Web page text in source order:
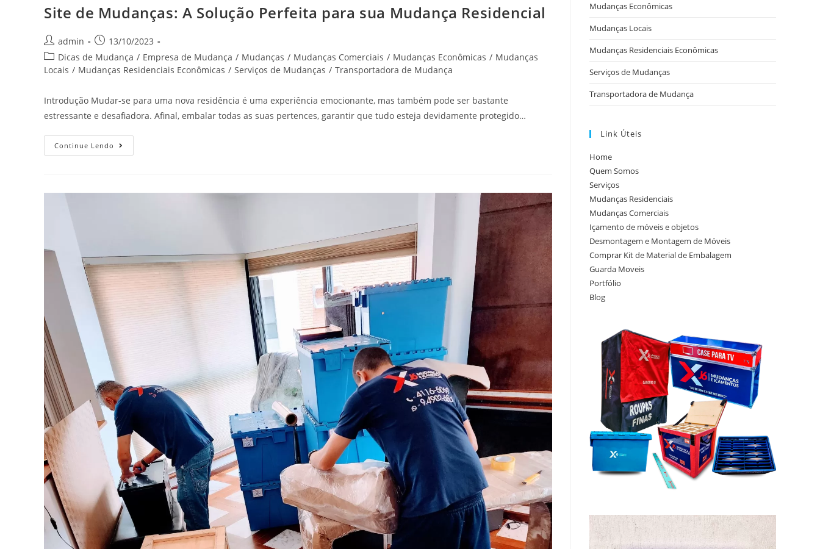
Site de Mudanças: A Solução Perfeita para sua Mudança Residencial
admin
13/10/2023
Dicas de Mudança / Empresa de Mudança / Mudanças / Mudanças Comerciais / Mudanças Econômicas / Mudanças
Locais / Mudanças Residenciais Econômicas / Serviços de Mudanças / Transportadora de Mudança
Introdução Mudar-se para uma nova residência é uma experiência emocionante, mas também pode ser bastante
estressante e desafiadora. Afinal, embalar todas as suas pertences, garantir que tudo esteja devidamente protegido…
Continue Lendo
Mudanças Econômicas
Mudanças Locais
Mudanças Residenciais Econômicas
Serviços de Mudanças
Transportadora de Mudança
Link Úteis
Home
Quem Somos
Serviços
Mudanças Residenciais
Mudanças Comerciais
Içamento de móveis e objetos
Desmontagem e Montagem de Móveis
Comprar Kit de Material de Embalagem
Guarda Moveis
Portfólio
Blog